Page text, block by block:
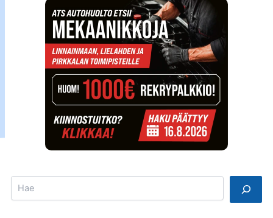
Search